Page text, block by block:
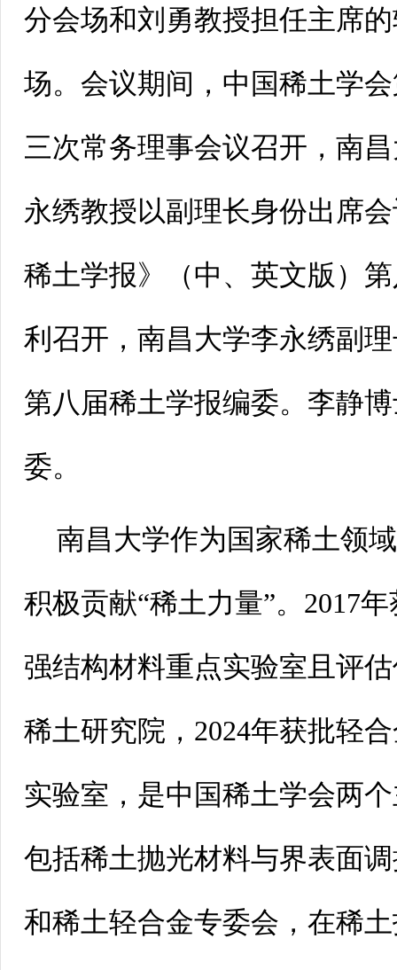
分会场和刘勇教授担任主席
场。会议期间，中国稀土学
三次常务理事会议召开，南
永绣教授以副理长身份出席
稀土学报》（中、英文版）
利召开，南昌大学李永绣副
第八届稀土学报编委。李静
委。
南昌大学作为国家稀土领
积极贡献“稀土力量”。2017
强结构材料重点实验室且评
稀土研究院，2024年获批轻
实验室，是中国稀土学会两
包括稀土抛光材料与界表面
和稀土轻合金专委会，在稀